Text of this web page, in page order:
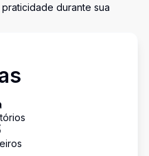
durante sua
s
s